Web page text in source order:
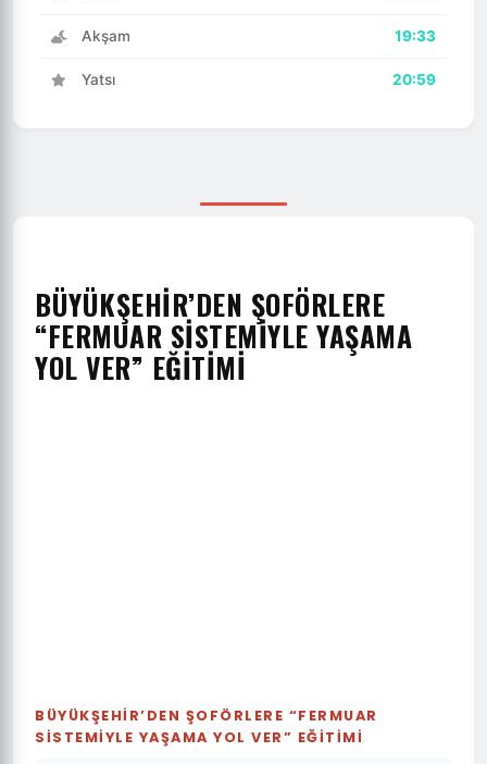
Akşam 19:33
Yatsı 20:59
BÜYÜKŞEHİR’DEN ŞOFÖRLERE “FERMUAR
SİSTEMİYLE YAŞAMA YOL VER” EĞİTİMİ
BÜYÜKŞEHİR’DEN ŞOFÖRLERE
“FERMUAR SİSTEMİYLE YAŞAMA
YOL VER” EĞİTİMİ